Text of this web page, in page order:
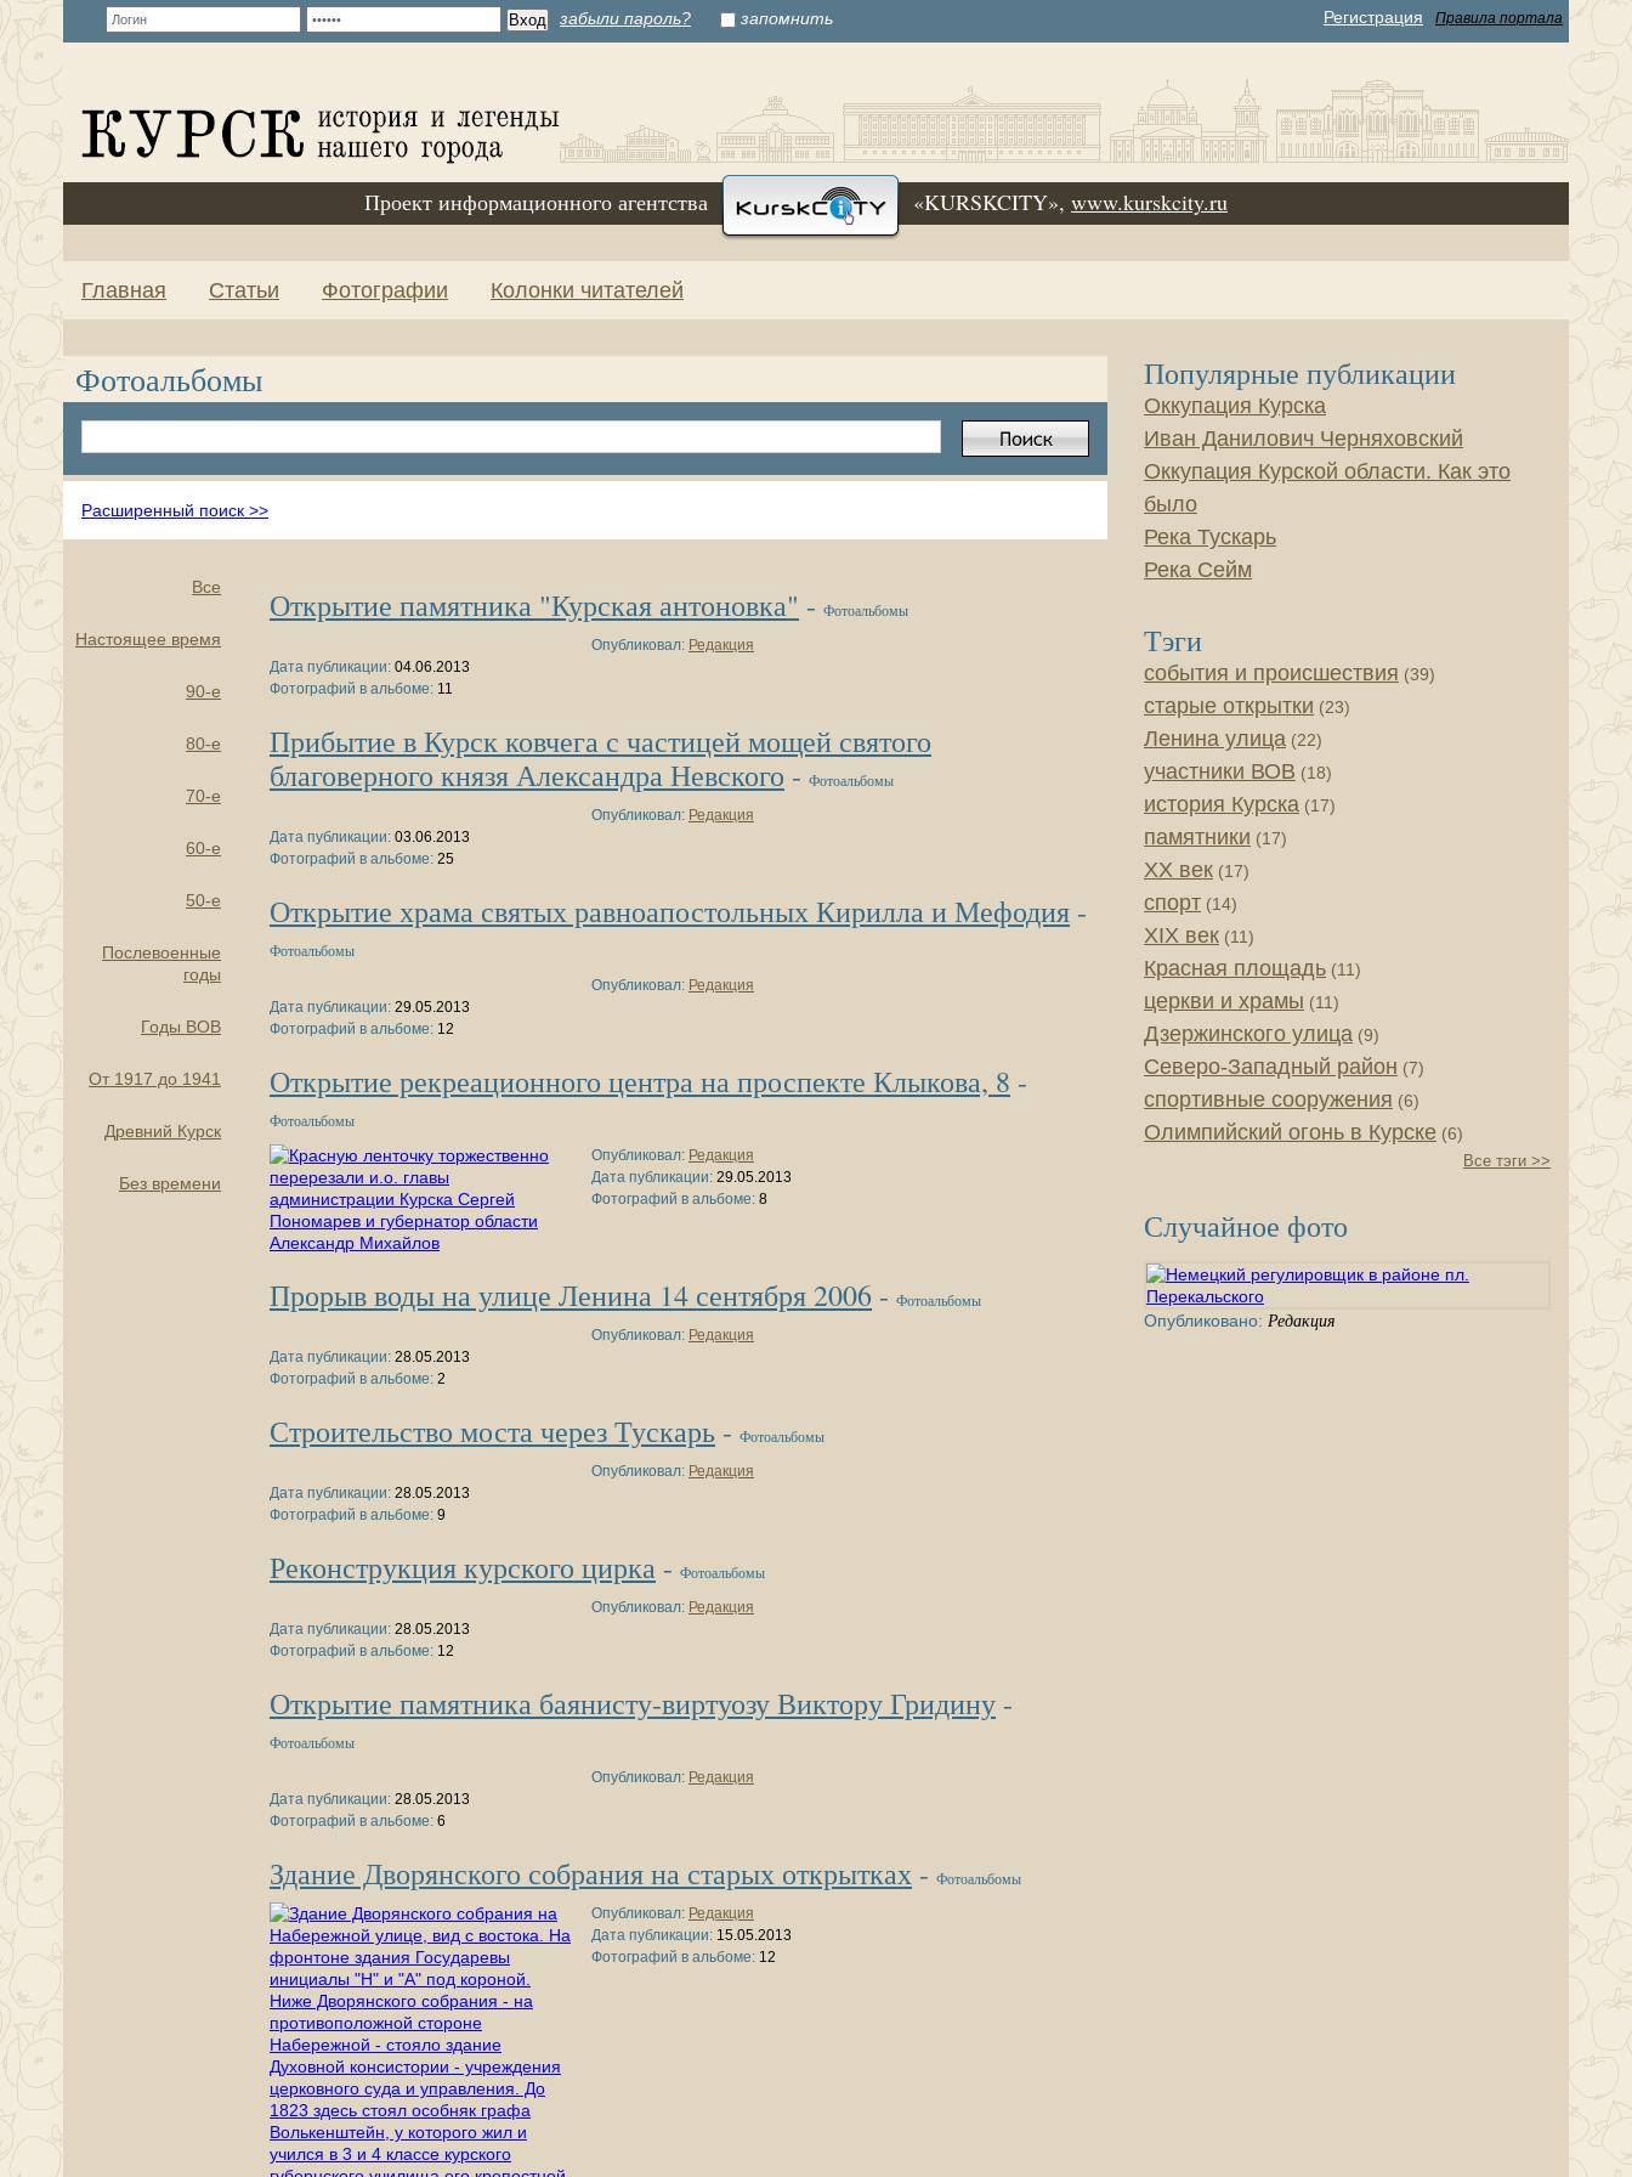
забыли пароль? запомнить Регистрация Правила портала
Проект информационного агентства «KURSKCITY», www.kurskcity.ru
Главная Статьи Фотографии Колонки читателей
Фотоальбомы
Расширенный поиск >>
Все
Настоящее время
90-е
80-е
70-е
60-е
50-е
Послевоенные
годы
Годы ВОВ
От 1917 до 1941
Древний Курск
Без времени
Открытие памятника "Курская антоновка" - Фотоальбомы
Опубликовал: Редакция
Дата публикации: 04.06.2013
Фотографий в альбоме: 11
Прибытие в Курск ковчега с частицей мощей святого
благоверного князя Александра Невского - Фотоальбомы
Опубликовал: Редакция
Дата публикации: 03.06.2013
Фотографий в альбоме: 25
Открытие храма святых равноапостольных Кирилла и Мефодия -
Фотоальбомы
Опубликовал: Редакция
Дата публикации: 29.05.2013
Фотографий в альбоме: 12
Открытие рекреационного центра на проспекте Клыкова, 8 -
Фотоальбомы
Опубликовал: Редакция
Дата публикации: 29.05.2013
Фотографий в альбоме: 8
Прорыв воды на улице Ленина 14 сентября 2006 - Фотоальбомы
Опубликовал: Редакция
Дата публикации: 28.05.2013
Фотографий в альбоме: 2
Строительство моста через Тускарь - Фотоальбомы
Опубликовал: Редакция
Дата публикации: 28.05.2013
Фотографий в альбоме: 9
Реконструкция курского цирка - Фотоальбомы
Опубликовал: Редакция
Дата публикации: 28.05.2013
Фотографий в альбоме: 12
Открытие памятника баянисту-виртуозу Виктору Гридину -
Фотоальбомы
Опубликовал: Редакция
Дата публикации: 28.05.2013
Фотографий в альбоме: 6
Здание Дворянского собрания на старых открытках - Фотоальбомы
Опубликовал: Редакция
Дата публикации: 15.05.2013
Фотографий в альбоме: 12
Популярные публикации
Оккупация Курска
Иван Данилович Черняховский
Оккупация Курской области. Как это
было
Река Тускарь
Река Сейм
Тэги
события и происшествия (39)
старые открытки (23)
Ленина улица (22)
участники ВОВ (18)
история Курска (17)
памятники (17)
XX век (17)
спорт (14)
XIX век (11)
Красная площадь (11)
церкви и храмы (11)
Дзержинского улица (9)
Северо-Западный район (7)
спортивные сооружения (6)
Олимпийский огонь в Курске (6)
Все тэги >>
Случайное фото
Опубликовано: Редакция